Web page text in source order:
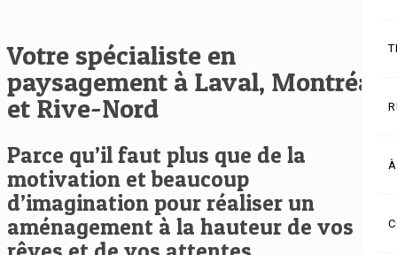
Votre spécialiste en
paysagement à Laval, Montréal
et Rive-Nord
Parce qu’il faut plus que de la
motivation et beaucoup
d’imagination pour réaliser un
aménagement à la hauteur de vos